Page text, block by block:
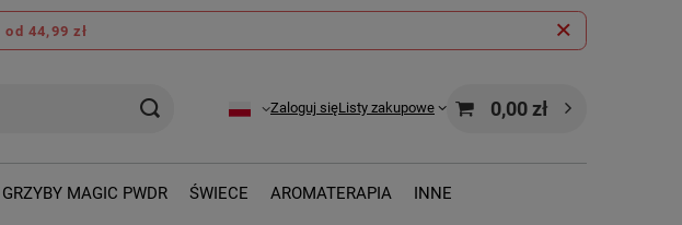
od 44,99 zł
Zaloguj sięListy zakupowe 0,00 zł
GRZYBY MAGIC PWDR ŚWIECE AROMATERAPIA INNE